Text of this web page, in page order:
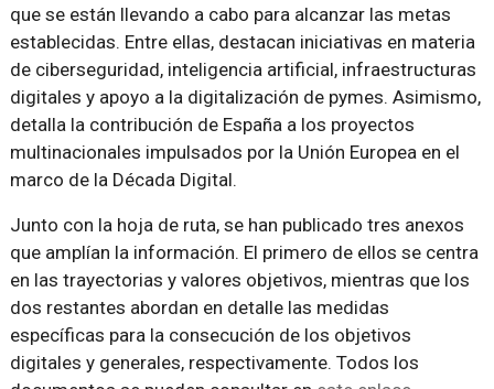
que se están llevando a cabo para alcanzar las metas
establecidas. Entre ellas, destacan iniciativas en materia
de ciberseguridad, inteligencia artificial, infraestructuras
digitales y apoyo a la digitalización de pymes. Asimismo,
detalla la contribución de España a los proyectos
multinacionales impulsados por la Unión Europea en el
marco de la Década Digital.
Junto con la hoja de ruta, se han publicado tres anexos
que amplían la información. El primero de ellos se centra
en las trayectorias y valores objetivos, mientras que los
dos restantes abordan en detalle las medidas
específicas para la consecución de los objetivos
digitales y generales, respectivamente. Todos los